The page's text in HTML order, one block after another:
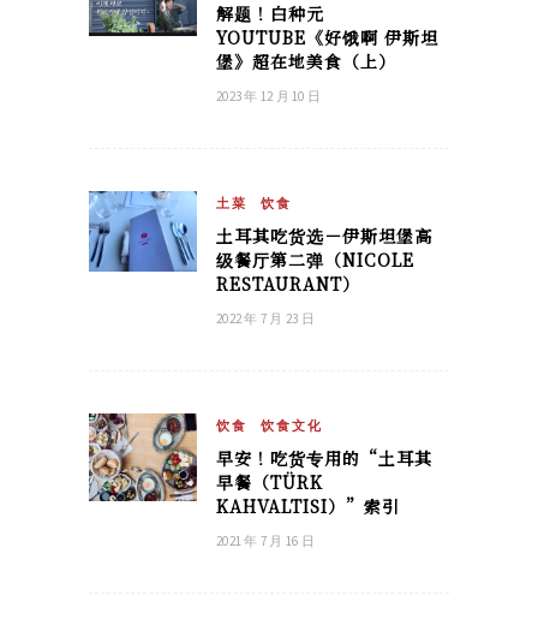
解题！白种元
YOUTUBE《好饿啊 伊斯坦
堡》超在地美食（上）
2023 年 12 月 10 日
土菜 饮食
土耳其吃货选－伊斯坦堡高
级餐厅第二弹（NICOLE
RESTAURANT）
2022 年 7 月 23 日
饮食 饮食文化
早安！吃货专用的“土耳其
早餐（TÜRK
KAHVALTISI）”索引
2021 年 7 月 16 日